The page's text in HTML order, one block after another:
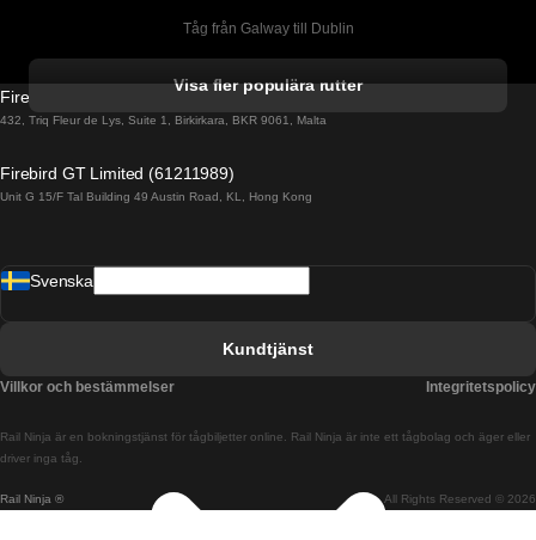
Tåg från Galway till Dublin
Tåg från Porto till Faro
Tåg från Barcelona till Madrid
Tåg från Budapest till Bratislava
Visa fler populära rutter
Firebird GT Limited (OC 1451)
432, Triq Fleur de Lys, Suite 1, Birkirkara, BKR 9061, Malta
Firebird GT Limited (61211989)
Unit G 15/F Tal Building 49 Austin Road, KL, Hong Kong
Rail Ninja ® All Rights Reserved © 2026
Rail Ninja är en bokningstjänst för tågbiljetter online. Rail Ninja är inte ett tågbolag och äger eller
driver inga tåg.
Svenska
Kundtjänst
Villkor och bestämmelser Integritetspolicy